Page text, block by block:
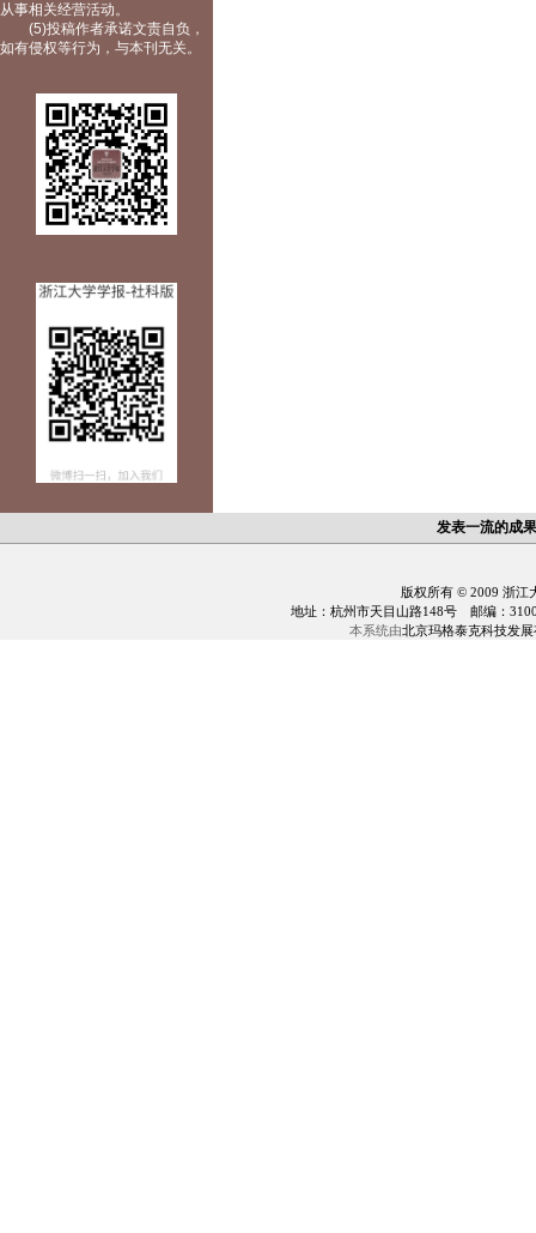
从事相关经营活动。
(5)投稿作者承诺文责自负，
如有侵权等行为，与本刊无关。
发表一流的成
版权所有 © 2009 浙
地址：杭州市天目山路148号 邮编：
本系统由北京玛格泰克科技发